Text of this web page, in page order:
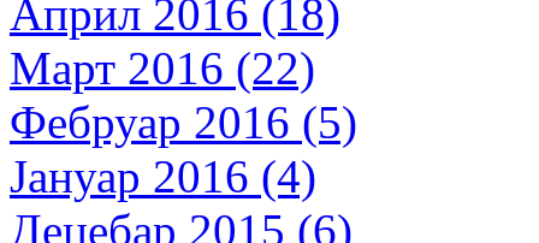
Април 2016 (18)
Март 2016 (22)
Фебруар 2016 (5)
Јануар 2016 (4)
Децебар 2015 (6)